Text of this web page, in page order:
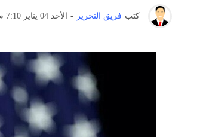
كتب فريق التحرير - الأحد 04 يناير 7:10 م